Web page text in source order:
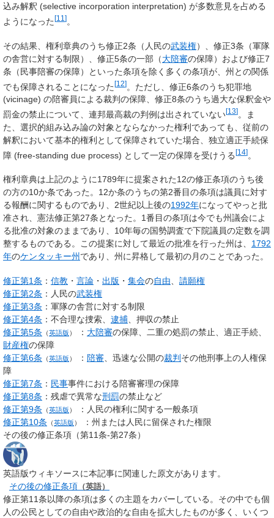
込み解釈 (selective incorporation interpretation) が多数意見を占める
ようになった [11 ] 。
その結果、権利章典のうち修正2条（人民の武装権）、修正3条（軍隊
の舎営に対する制限）、修正5条の一部（大陪審の保障）および修正7
条（民事陪審の保障）といった条項を除く多くの条項が、州との関係
でも保障されることになった[12]
。ただし、修正6条のうち犯罪地
(vicinage) の陪審員による裁判の保障、修正8条のうち過大な保釈金や
罰金の禁止について、連邦最高裁の判例は出されていない[13] 。ま
た、選択的組み込み論の対象とならなかった権利であっても、従前の
解釈において基本的権利として保障されていた場合、独立適正手続保
障 (free-standing due process) として一定の保障を受けうる[14]。
権利章典は上記のように1789年に提案された12の修正条項のうち後
の方の10か条であった。12か条のうちの第2番目の条項は議員に対す
る報酬に関するものであり、2世紀以上後の1992年になってやっと批
准され、憲法修正第27条となった。1番目の条項は今でも州議会によ
る批准の対象のままであり、10年毎の国勢調査で下院議員の定数を調
整するものである。この提案に対して最近の批准を行った州は、 1792
年のケンタッキー州 であり、州に昇格して最初の月のことであった。
修正第1条 ： 信教 ・ 言論 ・ 出版 ・ 集会の自由
請願権
修正第2条 ：人民の武装権
修正第3条 ：軍隊の舎営に対する制限
修正第4条 ：不合理な捜索、 逮捕 、押収の禁止
修正第5条 （英語版 ） ： 大陪審の保障、二重の処罰の禁止、適正手続、
財産権の保障
修正第6条 （英語版 ） ： 陪審 、迅速な公開の裁判 その他刑事上の人権保
障
修正第7条 ： 民事事件における陪審審理の保障
修正第8条 ：残虐で異常な刑罰の禁止など
修正第9条 （英語版 ）
：人民の権利に関する一般条項
修正第10条 （英語版 ）
：州または人民に留保された権限
その後の修正条項（第11条-第27条）
英語版ウィキソースに本記事に関連した原文があります。
その後の修正条項 （英語）
修正第11条以降の条項は多くの主題をカバーしている。その中でも個
人の公民としての自由や政治的な自由を拡大したものが多く、いくつ